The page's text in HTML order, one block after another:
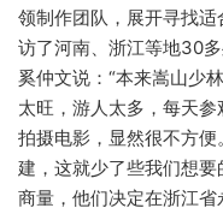
领制作团队，展开寻找适
访了河南、浙江等地30
奚仲文说：“本来嵩山少
太旺，游人太多，每天
拍摄电影，显然很不方
建，这就少了些我们想
商量，他们决定在浙江